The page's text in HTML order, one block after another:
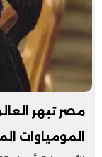
مصر تبهر
المومياوات